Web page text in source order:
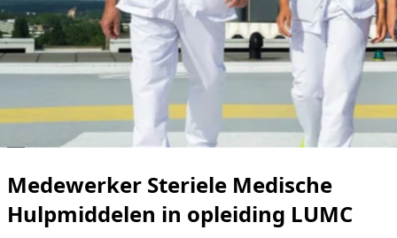
Medewerker Steriele Medische
Hulpmiddelen in opleiding LUMC